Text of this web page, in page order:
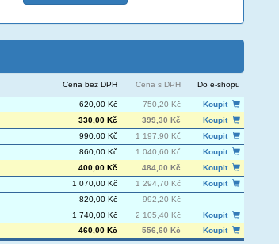
Cena bez DPH Cena s DPH Do e-shopu
620,00 Kč 750,20 Kč
Koupit
330,00 Kč 399,30 Kč
Koupit
990,00 Kč 1 197,90 Kč
Koupit
860,00 Kč 1 040,60 Kč
Koupit
400,00 Kč 484,00 Kč
Koupit
1 070,00 Kč 1 294,70 Kč
Koupit
820,00 Kč
992,20 Kč
1 740,00 Kč 2 105,40 Kč
Koupit
460,00 Kč 556,60 Kč Koupit